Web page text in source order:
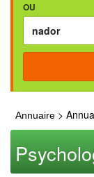
OU
Annuaire >